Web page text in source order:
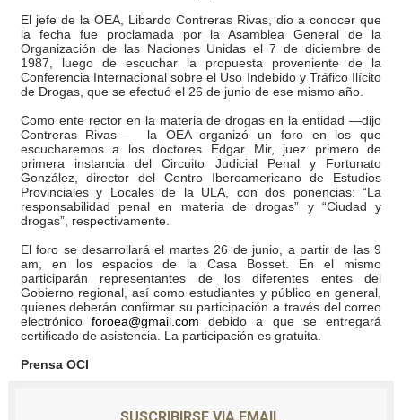
Encuentro estadal fortalece la coordinación de
Gobernador Arnaldo Sánchez apadrina a más de 993
El jefe de la OEA, Libardo Contreras Rivas, dio a conocer que
la fecha fue proclamada por la Asamblea General de la
Organización de las Naciones Unidas el 7 de diciembre de
1987, luego de escuchar la propuesta proveniente de la
Conferencia Internacional sobre el Uso Indebido y Tráfico Ilícito
de Drogas, que se efectuó el 26 de junio de ese mismo año.
Como ente rector en la materia de drogas en la entidad —dijo
Contreras Rivas— la OEA organizó un foro en los que
escucharemos a los doctores Edgar Mir, juez primero de
primera instancia del Circuito Judicial Penal y Fortunato
González, director del Centro Iberoamericano de Estudios
Provinciales y Locales de la ULA, con dos ponencias: “La
responsabilidad penal en materia de drogas” y “Ciudad y
drogas”, respectivamente.
El foro se desarrollará el martes 26 de junio, a partir de las 9
am, en los espacios de la Casa Bosset. En el mismo
participarán representantes de los diferentes entes del
Gobierno regional, así como estudiantes y público en general,
quienes deberán confirmar su participación a través del correo
electrónico foroea@gmail.com debido a que se entregará
certificado de asistencia. La participación es gratuita.
Prensa OCI